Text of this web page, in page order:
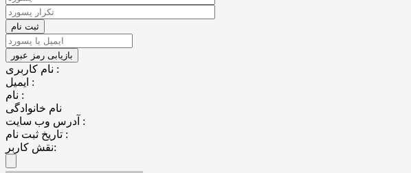
نام کاربری :
ایمیل :
نام :
نام خانوادگی
آدرس وب سایت :
تاریخ ثبت نام :
نقش کاربر: